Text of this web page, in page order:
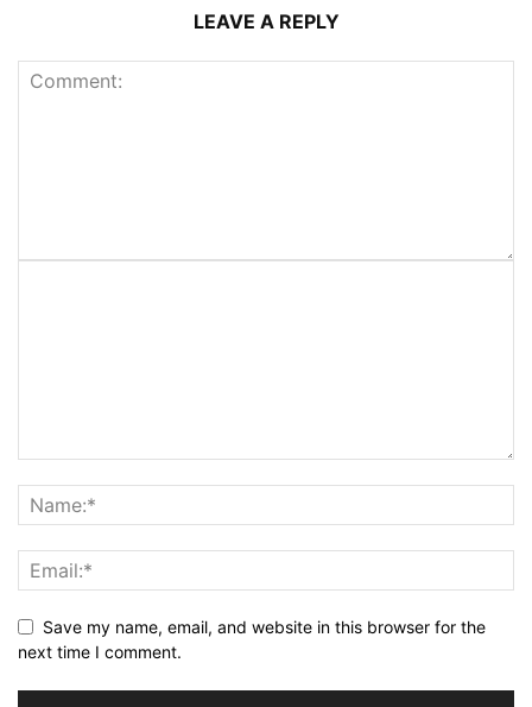
LEAVE A REPLY
Save my name, email, and website in this browser for the
next time I comment.